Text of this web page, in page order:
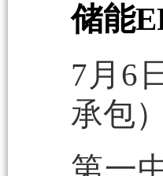
储能
7月6
承包